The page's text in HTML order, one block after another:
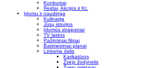
Konkursai
Reidai, Akcijos ir Kt.
Įdomu ir naudinga
Kulinarija
Jūsų istorijos
Įdomūs straipsniai
TV laidos
Pažintiniai filmai
Batimetriniai planai
Linksma dalis
Karikatūros
Žvejo žodynėlis